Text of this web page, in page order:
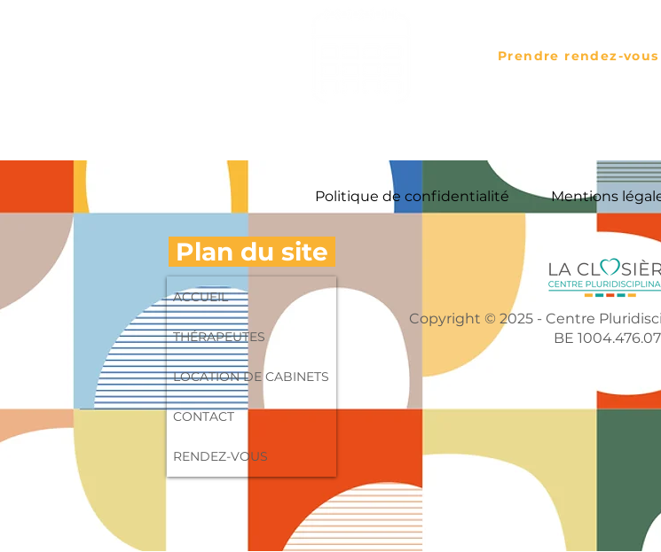
Prendre rendez-
Politique de confidentialité Mentions
Copyright © 2025 - Centre
BE
Plan du site
ACCUEIL
THÉRAPEUTES
LOCATION DE CABINETS
CONTACT
RENDEZ-VOUS